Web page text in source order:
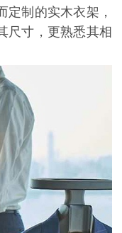
定制的实木衣架，
尺寸，更熟悉其相